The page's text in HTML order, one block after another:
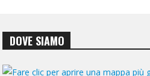
DOVE SIAMO